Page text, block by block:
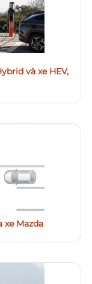
và xe HEV,
Mazda